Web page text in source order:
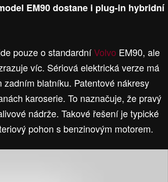
EM90 dostane i plug-in hybridní
pouze o standardníVolvo EM90, ale
víc. Sériová elektrická verze má
blatníku. Patentové nákresy
karoserie. To naznačuje, že pravý
nádrže. Takové řešení je typické
pohon s benzinovým motorem.